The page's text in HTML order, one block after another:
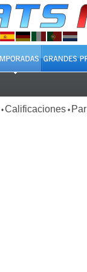
•Calificaciones •